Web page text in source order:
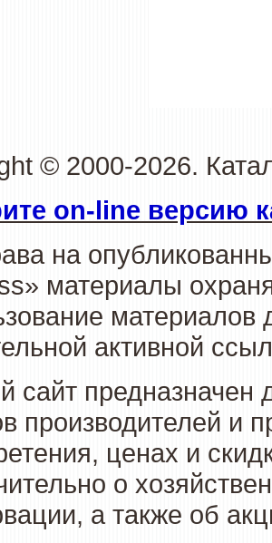
© 2000-2026.
on-line версию
на
материалы
материалов
активной
сайт предназначен
производителей и
ценах и
о
а также об